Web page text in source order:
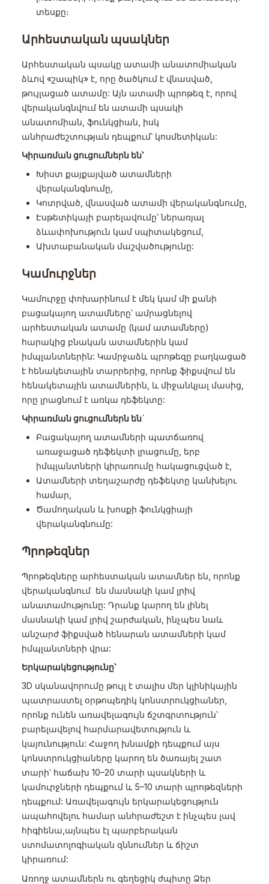
տեսքը։
Արհեստական պսակներ
Արհեստական պսակը ատամի անատոմիական
ձևով «շապիկ» է, որը ծածկում է վնասված,
թույլացած ատամը: Այն ատամի պրոթեզ է, որով
վերականգնվում են ատամի պսակի
անատոմիան, ֆունկցիան, իսկ
անհրաժեշտության դեպքում՝ կոսմետիկան:
Կիրառման ցուցումներն են՝
Խիստ քայքայված ատամների
վերականգնումը,
Կոտրված, վնասված ատամի վերականգնումը,
Էսթետիկայի բարելավումը՝ ներառյալ
ձևափոխություն կամ սպիտակեցում,
Ախտաբանական մաշվածությունը:
Կամուրջներ
Կամուրջը փոխարինում է մեկ կամ մի քանի
բացակայող ատամները՝ ամրացնելով
արհեստական ատամը (կամ ատամները)
հարակից բնական ատամներին կամ
իմպլանտներին: Կամրջաձև պրոթեզը բաղկացած
է հենակետային տարրերից, որոնք ֆիքսվում են
հենակետային ատամներին, և միջանկյալ մասից,
որը լրացնում է առկա դեֆեկտը:
Կիրառման ցուցումներն են`
Բացակայող ատամների պատճառով
առաջացած դեֆեկտի լրացումը, երբ
իմպլանտների կիրառումը հակացուցված է,
Ատամների տեղաշարժը դեֆեկտը կանխելու
համար,
Ծամողական և խոսքի ֆունկցիայի
վերականգնումը:
Պրոթեզներ
Պրոթեզները արհեստական ատամներ են, որոնք
վերականգնում են մասնակի կամ լրիվ
անատամությունը: Դրանք կարող են լինել
մասնակի կամ լրիվ շարժական, ինչպես նաև
անշարժ ֆիքսված հենարան ատամների կամ
իմպլանտների վրա:
Երկարակեցությունը՝
3D սկանավորումը թույլ է տալիս մեր կլինիկային
պատրաստել օրթոպեդիկ կոնստրուկցիաներ,
որոնք ունեն առավելագույն ճշտգրտություն՝
բարելավելով հարմարավետություն և
կայունություն: Հաջող խնամքի դեպքում այս
կոնստրուկցիաները կարող են ծառայել շատ
տարի՝ հաճախ 10–20 տարի պսակների և
կամուրջների դեպքում և 5–10 տարի պրոթեզների
դեպքում: Առավելագույն երկարակեցություն
ապահովելու համար անհրաժեշտ է ինչպես լավ
հիգիենա,այնպես էլ պարբերական
ստոմատոլոգիական զննումներ և ճիշտ
կիրառում:
Առողջ ատամներն ու գեղեցիկ ժպիտը Ձեր